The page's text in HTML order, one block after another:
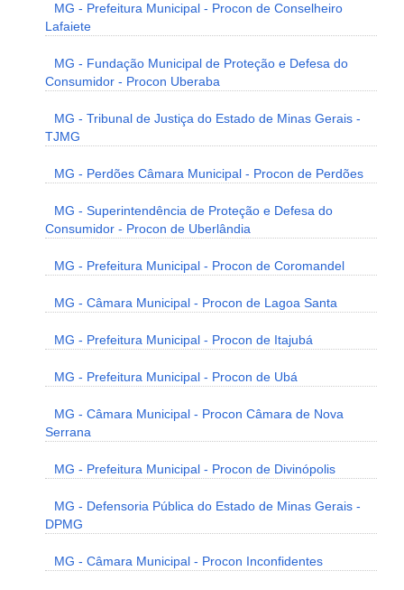
MG - Prefeitura Municipal - Procon de Conselheiro
Lafaiete
MG - Fundação Municipal de Proteção e Defesa do
Consumidor - Procon Uberaba
MG - Tribunal de Justiça do Estado de Minas Gerais -
TJMG
MG - Perdões Câmara Municipal - Procon de Perdões
MG - Superintendência de Proteção e Defesa do
Consumidor - Procon de Uberlândia
MG - Prefeitura Municipal - Procon de Coromandel
MG - Câmara Municipal - Procon de Lagoa Santa
MG - Prefeitura Municipal - Procon de Itajubá
MG - Prefeitura Municipal - Procon de Ubá
MG - Câmara Municipal - Procon Câmara de Nova
Serrana
MG - Prefeitura Municipal - Procon de Divinópolis
MG - Defensoria Pública do Estado de Minas Gerais -
DPMG
MG - Câmara Municipal - Procon Inconfidentes